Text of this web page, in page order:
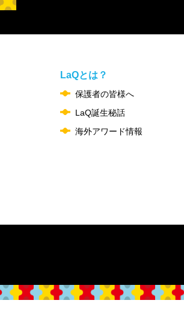
LaQとは？
保護者の皆様へ
LaQ誕生秘話
海外アワード情報